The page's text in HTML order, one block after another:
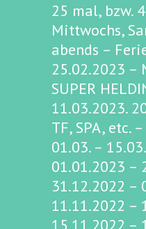
25 mal, bzw.
Mittwochs,
abends –
25.02.2023 –
SUPER
11.03.2023.
TF, SPA, etc.
01.03. –
01.01.2023 –
31.12.2022 –
11.11.2022 –
15.11.2022 –